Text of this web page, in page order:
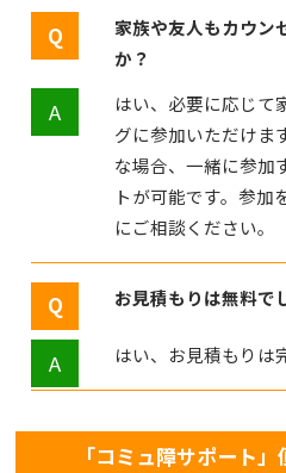
家族や友人もカウン
か？
はい、必要に応じて
グに参加いただけま
な場合、一緒に参加
トが可能です。参加
にご相談ください。
お見積もりは無料で
はい、お見積もりは
「コミュ障サポート